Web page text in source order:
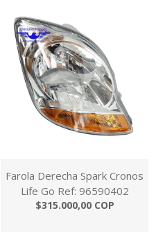
Farola Derecha Spark Cronos
Life Go Ref: 96590402
$315.000,00 COP